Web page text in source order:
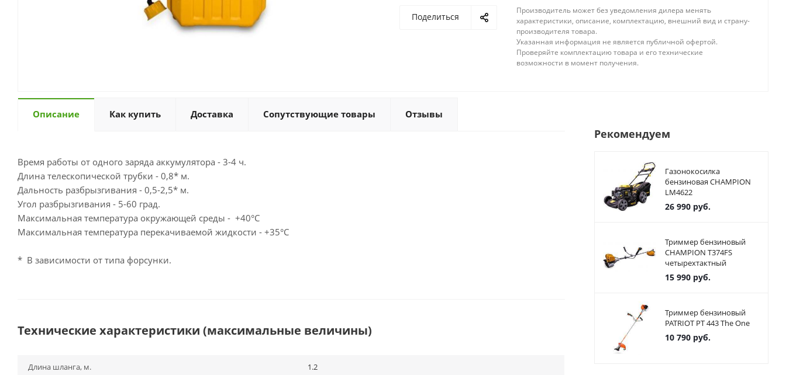
Поделиться
Производитель может без уведомления дилера менять
характеристики, описание, комплектацию, внешний вид и страну-
производителя товара.
Указанная информация не является публичной офертой.
Проверяйте комплектацию товара и его технические
возможности в момент получения.
Описание Как купить Доставка Сопутствующие товары Отзывы
Время работы от одного заряда аккумулятора - 3-4 ч.
Длина телескопической трубки - 0,8* м.
Дальность разбрызгивания - 0,5-2,5* м.
Угол разбрызгивания - 5-60 град.
Максимальная температура окружающей среды - +40°С
Максимальная температура перекачиваемой жидкости - +35°С
* В зависимости от типа форсунки.
Технические характеристики (максимальные величины)
Длина шланга, м. 1.2
Рекомендуем
Газонокосилка
бензиновая CHAMPION
LM4622
26 990руб.
Триммер бензиновый
CHAMPION T374FS
четырехтактный
15 990руб.
Триммер бензиновый
PATRIOT PT 443 The One
10 790руб.